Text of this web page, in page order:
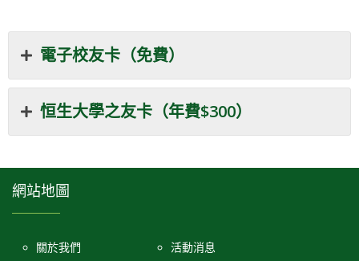
電子校友卡（免費）
恒生大學之友卡（年費$300）
網站地圖
關於我們 活動消息